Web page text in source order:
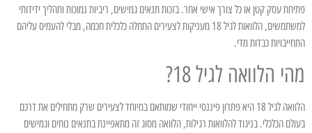
פתיחת עסק קטן או כל צורך אישי אחר. בזכות תנאים גמישים, ריביות נמוכות ותהליך ידידותי
למשתמשים, הלוואות לגיל 18 מעניקות לצעירים התחלה כלכלית חכמה, מבלי להעמיס עליהם
התחייבויות כבדות מדי.
מהי הלוואה לגיל 18?
הלוואה לגיל 18 היא פתרון פיננסי ייחודי שמותאם במיוחד לצעירים שרק מתחילים את דרכם
בעולם הכלכלי. בניגוד להלוואות רגילות, הלוואה מסוג זה מתאפיינת בתנאים נוחים וגמישים